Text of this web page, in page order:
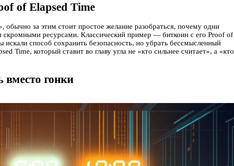
of Elapsed Time
за этим стоит простое желание разобраться, почему одни
скромными ресурсами. Классический пример — биткоин с его Proof of
способ сохранить безопасность, но убрать бессмысленный
Time, который ставит во главу угла не «кто сильнее считает», а «кто
вместо гонки